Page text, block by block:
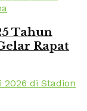
Tahun
Rapat